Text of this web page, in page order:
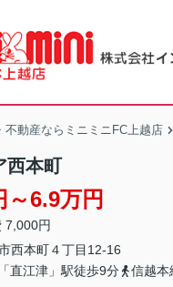
不動産ならミニミニFC上越店
西本町
～6.9万円
7,000円
西本町４丁目12-16
直江津」駅徒歩9分
信越本